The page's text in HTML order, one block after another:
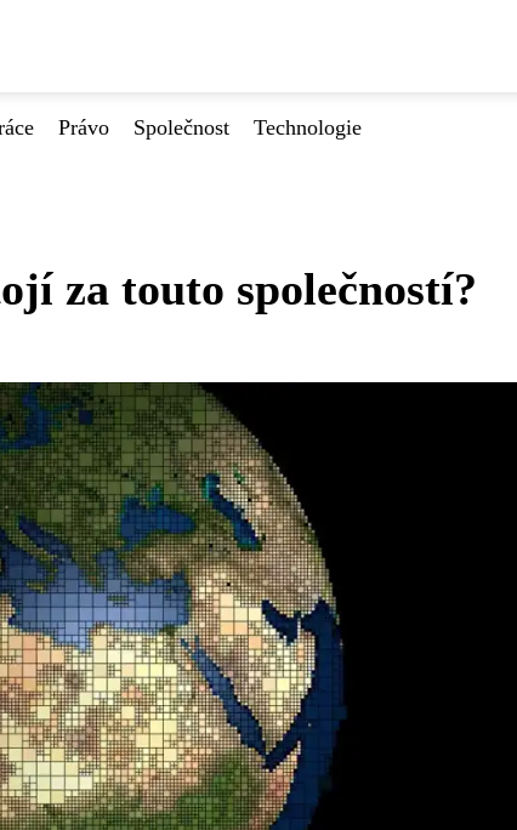
Právo Společnost Technologie
za touto společností?